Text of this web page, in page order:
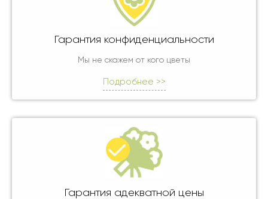
Гарантия конфиденциальности
Мы не скажем от кого цветы
Подробнее >>
Гарантия адекватной цены